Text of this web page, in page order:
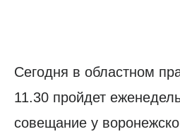
Сегодня в областном
11.30 пройдет
совещание у